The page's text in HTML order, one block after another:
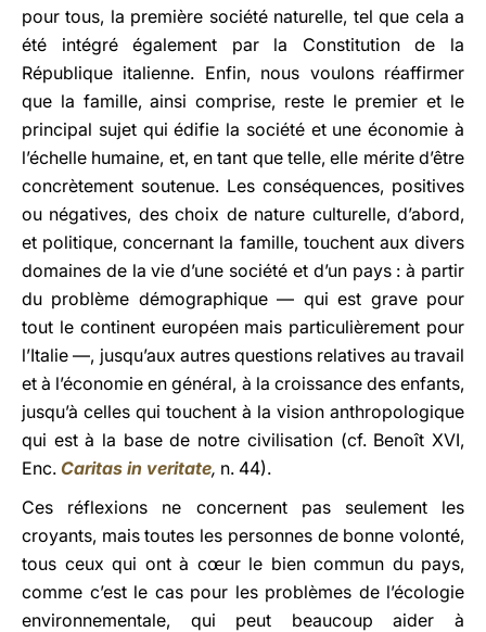
pour tous, la première société naturelle, tel que cela a
été intégré également par la Constitution de la
République italienne. Enfin, nous voulons réaffirmer
que la famille, ainsi comprise, reste le premier et le
principal sujet qui édifie la société et une économie à
l’échelle humaine, et, en tant que telle, elle mérite d’être
concrètement soutenue. Les conséquences, positives
ou négatives, des choix de nature culturelle, d’abord,
et politique, concernant la famille, touchent aux divers
domaines de la vie d’une société et d’un pays : à partir
du problème démographique — qui est grave pour
tout le continent européen mais particulièrement pour
l’Italie —, jusqu’aux autres questions relatives au travail
et à l’économie en général, à la croissance des enfants,
jusqu’à celles qui touchent à la vision anthropologique
qui est à la base de notre civilisation (cf. Benoît XVI,
Enc. Caritas in veritate, n. 44).
Ces réflexions ne concernent pas seulement les
croyants, mais toutes les personnes de bonne volonté,
tous ceux qui ont à cœur le bien commun du pays,
comme c’est le cas pour les problèmes de l’écologie
environnementale, qui peut beaucoup aider à